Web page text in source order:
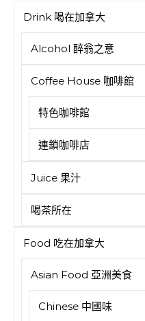
Drink 喝在加拿大
Alcohol 醉翁之意
Coffee House 咖啡館
特色咖啡館
連鎖咖啡店
Juice 果汁
喝茶所在
Food 吃在加拿大
Asian Food 亞洲美食
Chinese 中國味